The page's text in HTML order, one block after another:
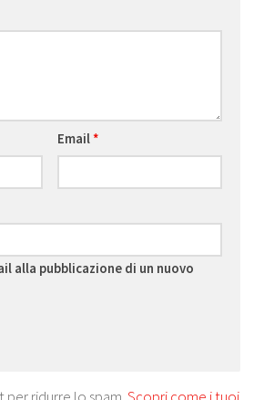
Email*
alla pubblicazione di un nuovo